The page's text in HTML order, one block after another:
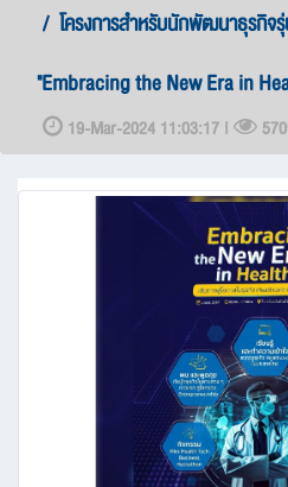
โครงการสำหรับนักพัฒนาธุรกิจ
"Embracing the New Era in
19-Mar-2024 11:03:17 |